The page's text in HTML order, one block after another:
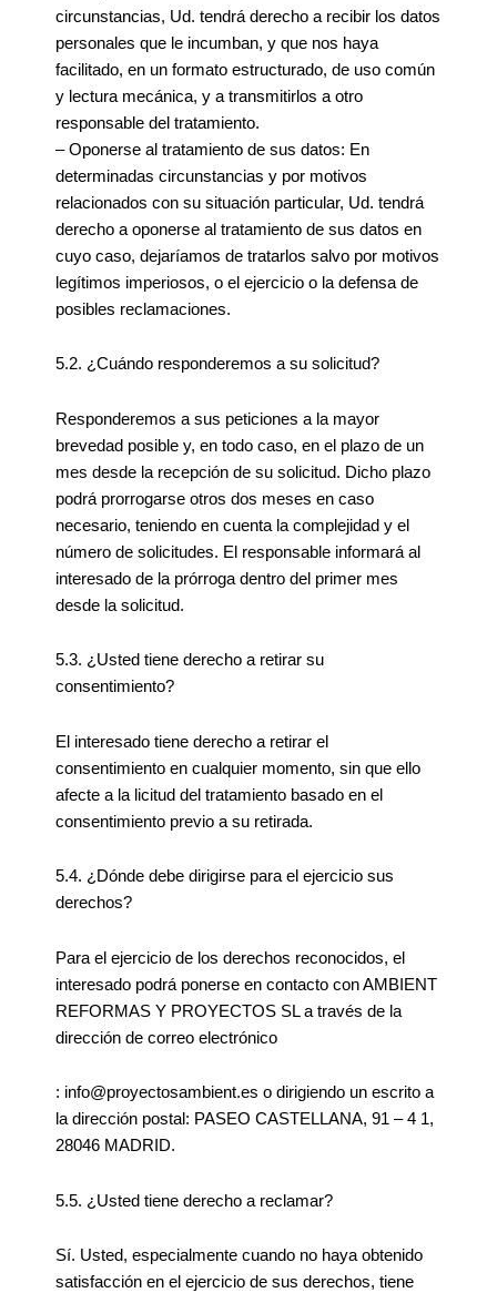
circunstancias, Ud. tendrá derecho a recibir los datos
personales que le incumban, y que nos haya
facilitado, en un formato estructurado, de uso común
y lectura mecánica, y a transmitirlos a otro
responsable del tratamiento.
– Oponerse al tratamiento de sus datos: En
determinadas circunstancias y por motivos
relacionados con su situación particular, Ud. tendrá
derecho a oponerse al tratamiento de sus datos en
cuyo caso, dejaríamos de tratarlos salvo por motivos
legítimos imperiosos, o el ejercicio o la defensa de
posibles reclamaciones.
5.2. ¿Cuándo responderemos a su solicitud?
Responderemos a sus peticiones a la mayor
brevedad posible y, en todo caso, en el plazo de un
mes desde la recepción de su solicitud. Dicho plazo
podrá prorrogarse otros dos meses en caso
necesario, teniendo en cuenta la complejidad y el
número de solicitudes. El responsable informará al
interesado de la prórroga dentro del primer mes
desde la solicitud.
5.3. ¿Usted tiene derecho a retirar su
consentimiento?
El interesado tiene derecho a retirar el
consentimiento en cualquier momento, sin que ello
afecte a la licitud del tratamiento basado en el
consentimiento previo a su retirada.
5.4. ¿Dónde debe dirigirse para el ejercicio sus
derechos?
Para el ejercicio de los derechos reconocidos, el
interesado podrá ponerse en contacto con AMBIENT
REFORMAS Y PROYECTOS SL a través de la
dirección de correo electrónico
: info@proyectosambient.es o dirigiendo un escrito a
la dirección postal: PASEO CASTELLANA, 91 – 4 1,
28046 MADRID.
5.5. ¿Usted tiene derecho a reclamar?
Sí. Usted, especialmente cuando no haya obtenido
satisfacción en el ejercicio de sus derechos, tiene